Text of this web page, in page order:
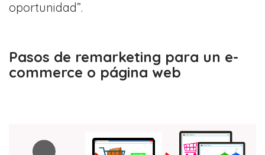
oportunidad”.
Pasos de remarketing para un e-
commerce o página web